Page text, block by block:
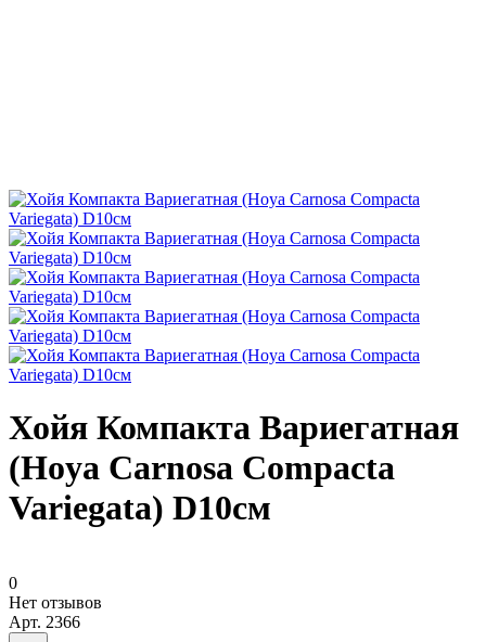
Хойя Компакта Вариегатная
(Hoya Carnosa Compacta
Variegata) D10см
0
Нет отзывов
Арт. 2366